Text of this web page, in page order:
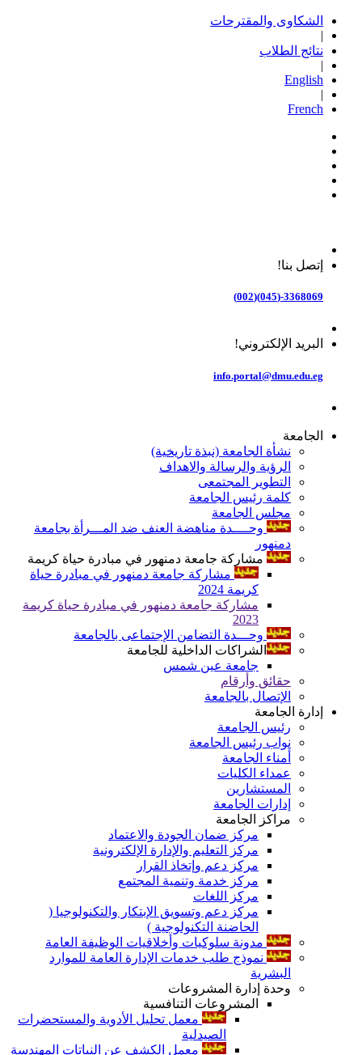
الشكاوى والمقترحات
|
نتائج الطلاب
|
English
|
French
إتصل بنا!
3368069-(045)(002)
البريد الإلكتروني!
info.portal@dmu.edu.eg
الجامعة
نشأة الجامعة (نبذة تاريخية)
الرؤية والرسالة والاهداف
التطوير المجتمعى
كلمة رئيس الجامعة
مجلس الجامعة
وحــــدة مناهضة العنف ضد المـــرأة بجامعة
دمنهور
مشاركة جامعة دمنهور في مبادرة حياة كريمة
مشاركة جامعة دمنهور في مبادرة حياة
كريمة 2024
مشاركة جامعة دمنهور في مبادرة حياة كريمة
2023
وحـــدة التضامن الإجتماعى بالجامعة
الشراكات الداخلية للجامعة
جامعة عين شمس
حقائق وأرقام
الإتصال بالجامعة
إدارة الجامعة
رئيس الجامعة
نواب رئيس الجامعة
أمناء الجامعة
عمداء الكليات
المستشارين
إدارات الجامعة
مراكز الجامعة
مركز ضمان الجودة والاعتماد
مركز التعليم والإدارة الإلكترونية
مركز دعم وإتخاذ القرار
مركز خدمة وتنمية المجتمع
مركز اللغات
مركز دعم وتسويق الإبتكار والتكنولوجيا (
الحاضنة التكنولوجية )
مدونة سلوكيات وأخلاقيات الوظيفة العامة
نموذج طلب خدمات الإدارة العامة للموارد
البشرية
وحدة إدارة المشروعات
المشروعات التنافسية
معمل تحليل الأدوية والمستحضرات
الصيدلية
معمل الكشف عن النباتات المهندسة